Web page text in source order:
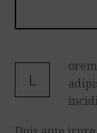
L